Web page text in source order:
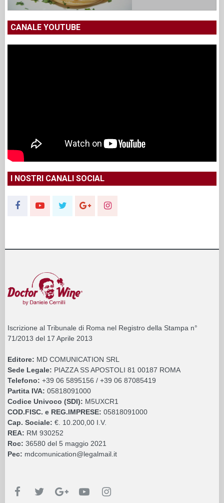
CANALE YOUTUBE
I NOSTRI CANALI SOCIAL
Iscrizione al Tribunale di Roma nel Registro della Stampa n°
71/2013 del 17 Aprile 2013
Editore: MD COMUNICATION SRL
Sede Legale: PIAZZA SS APOSTOLI 81 00187 ROMA
Telefono: +39 06 5895156 / +39 06 87085419
Partita IVA: 05818091000
Codice Univoco (SDI): M5UXCR1
COD.FISC. e REG.IMPRESE: 05818091000
Cap. Sociale: €. 10.200,00 I.V.
REA: RM 930252
Roc: 36580 del 5 maggio 2021
Pec: mdcomunication@legalmail.it